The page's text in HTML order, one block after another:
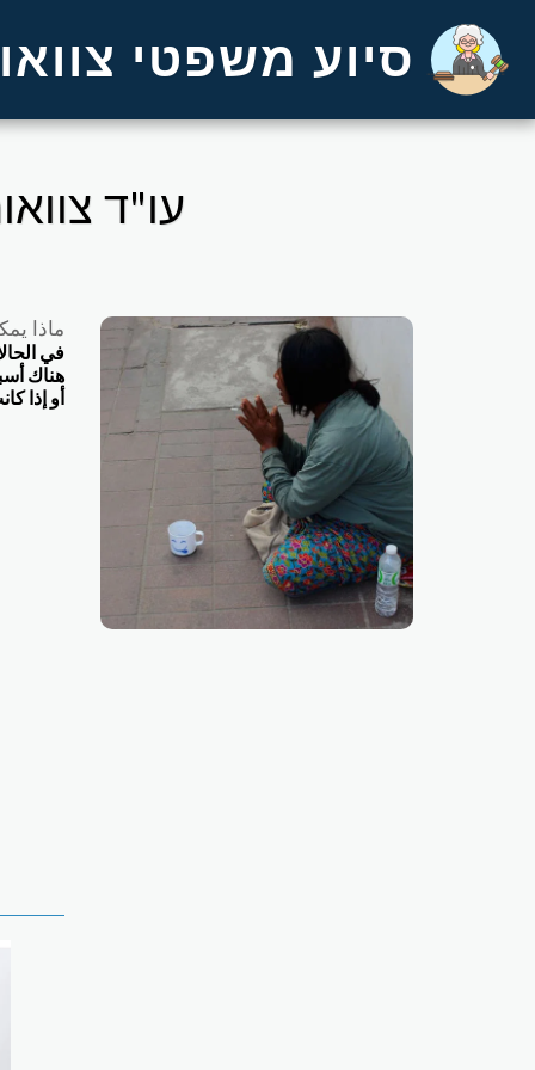
סיוע משפטי
עו"ד
ماذا
في
هناك
أو إذا